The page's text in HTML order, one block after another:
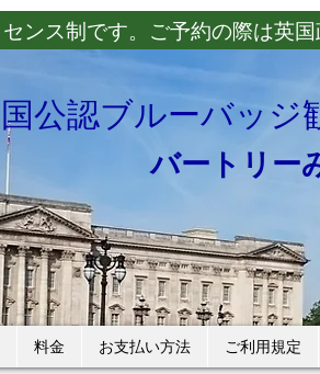
ンス制です。ご予約の際は英
公認ブルーバッジ
バートリー
料金 お支払い方法 ご利用規定